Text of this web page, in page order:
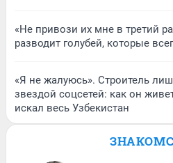
«Не привози их мне в третий
разводит голубей, которые
«Я не жалуюсь». Строитель
звездой соцсетей: как он
искал весь Узбекистан